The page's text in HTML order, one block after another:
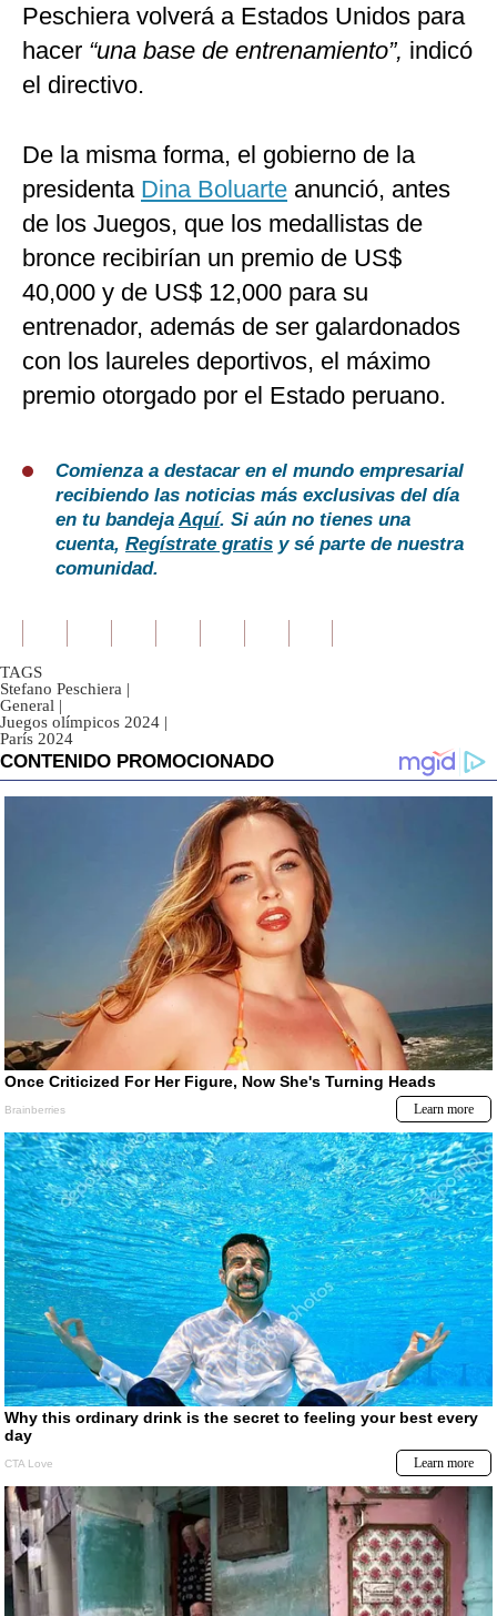
Peschiera volverá a Estados Unidos para
hacer “una base de entrenamiento”, indicó
el directivo.
De la misma forma, el gobierno de la
presidenta Dina Boluarte anunció, antes
de los Juegos, que los medallistas de
bronce recibirían un premio de US$
40,000 y de US$ 12,000 para su
entrenador, además de ser galardonados
con los laureles deportivos, el máximo
premio otorgado por el Estado peruano.
Comienza a destacar en el mundo empresarial
recibiendo las noticias más exclusivas del día
en tu bandeja Aquí. Si aún no tienes una
cuenta, Regístrate gratis y sé parte de nuestra
comunidad.
TAGS
Stefano Peschiera |
General |
Juegos olímpicos 2024 |
París 2024